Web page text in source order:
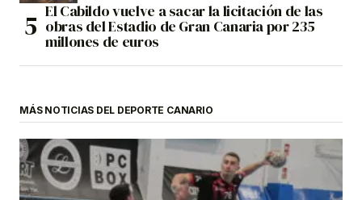
El Cabildo vuelve a sacar la licitación de las
obras del Estadio de Gran Canaria por 235
millones de euros
MÁS NOTICIAS DEL DEPORTE CANARIO